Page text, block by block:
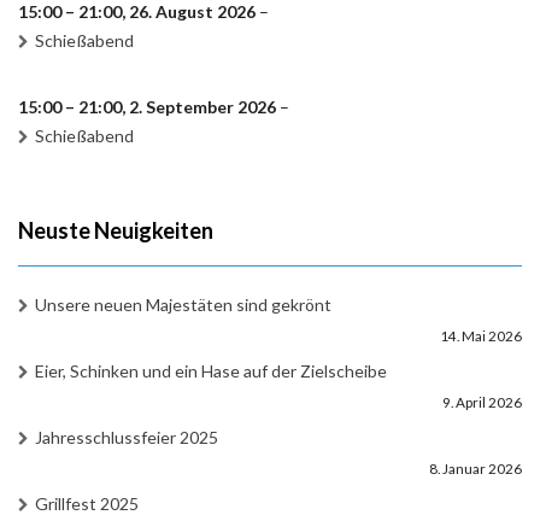
15:00 – 21:00, 26. August 2026 –
Schießabend
15:00 – 21:00, 2. September 2026 –
Schießabend
Neuste Neuigkeiten
Unsere neuen Majestäten sind gekrönt
14. Mai 2026
Eier, Schinken und ein Hase auf der Zielscheibe
9. April 2026
Jahresschlussfeier 2025
8. Januar 2026
Grillfest 2025